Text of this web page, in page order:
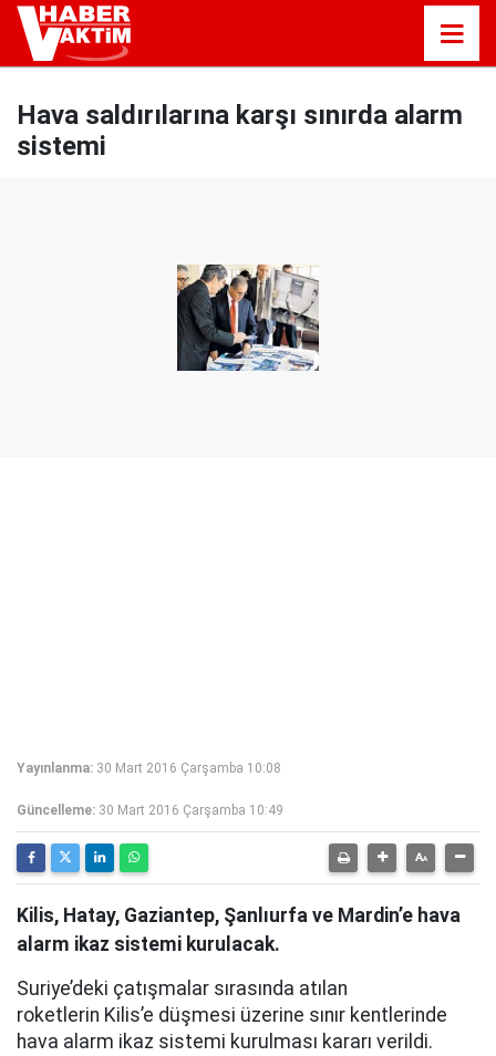
Hava saldırılarına karşı sınırda alarm
sistemi
Yayınlanma: 30 Mart 2016 Çarşamba 10:08
Güncelleme: 30 Mart 2016 Çarşamba 10:49
Kilis, Hatay, Gaziantep, Şanlıurfa ve Mardin’e hava
alarm ikaz sistemi kurulacak.
Suriye’deki çatışmalar sırasında atılan
roketlerin Kilis’e düşmesi üzerine sınır kentlerinde
hava alarm ikaz sistemi kurulması kararı verildi.